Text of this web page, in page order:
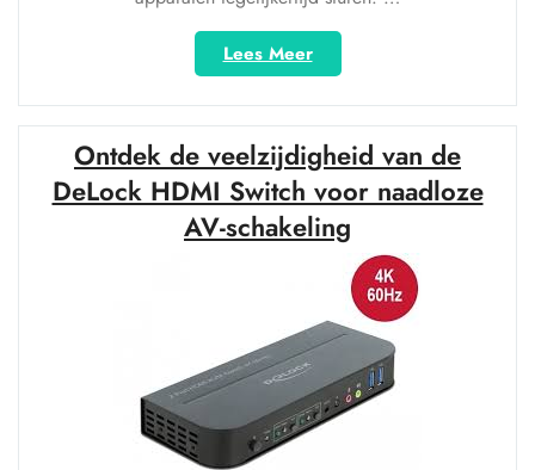
Lees Meer“Ontdek
de
Voordelen
van
een
HDMI
2.0
Splitter
Optimaal
Beeldgenot”
Ontdek de veelzijdigheid van de
DeLock HDMI Switch voor naadloze
AV-schakeling